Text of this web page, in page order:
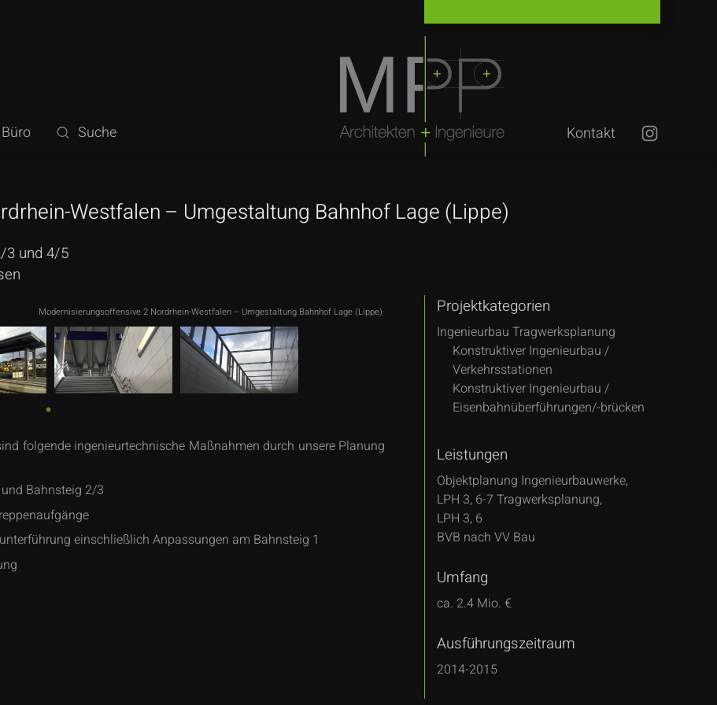
Büro Suche Kontakt
Westfalen – Umgestaltung Bahnhof Lage (Lippe)
3 und 4/5
Modernisierungsoffensive 2 Nordrhein-Westfalen – Umgestaltung Bahnhof Lage (Lippe)
folgende ingenieurtechnische Maßnahmen durch unsere Planung
Bahnsteig 2/3
einschließlich Anpassungen am Bahnsteig 1
Projektkategorien
Ingenieurbau Tragwerksplanung
Konstruktiver Ingenieurbau /
Verkehrsstationen
Konstruktiver Ingenieurbau /
Eisenbahnüberführungen/-brücken
Leistungen
Objektplanung Ingenieurbauwerke,
LPH 3, 6-7 Tragwerksplanung,
LPH 3, 6
BVB nach VV Bau
Umfang
ca. 2.4 Mio. €
Ausführungszeitraum
2014-2015